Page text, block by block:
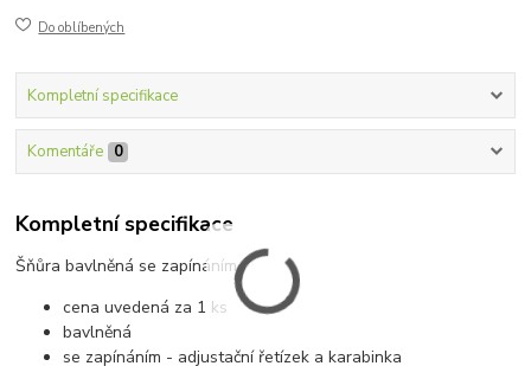
Do oblíbených
Kompletní specifikace
Komentáře 0
Kompletní specifikace
Šňůra bavlněná se zapínáním
cena uvedená za 1 ks
bavlněná
se zapínáním - adjustační řetízek a karabinka